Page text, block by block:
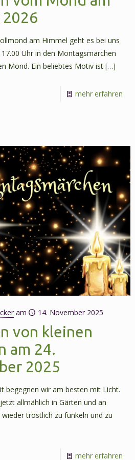
2026
am Himmel geht es bei uns
Uhr in den Montagsmärchen
Mond. Ein beliebtes Motiv ist[…]
mehr erfahren
März
2026
am 14. November 2025
von kleinen
am 24.
2025
begegnen wir am besten mit Licht.
allmählich in Gärten und an
tröstlich zu funkeln und zu
mehr erfahren